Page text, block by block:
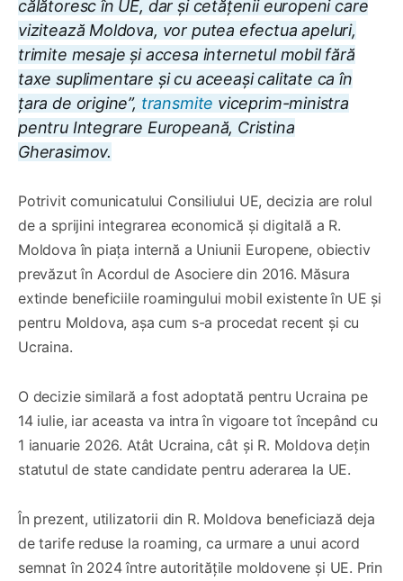
călătoresc în UE, dar și cetățenii europeni care
vizitează Moldova, vor putea efectua apeluri,
trimite mesaje și accesa internetul mobil fără
taxe suplimentare și cu aceeași calitate ca în
țara de origine”, transmite viceprim-ministra
pentru Integrare Europeană, Cristina
Gherasimov.
Potrivit comunicatului Consiliului UE, decizia are rolul
de a sprijini integrarea economică și digitală a R.
Moldova în piața internă a Uniunii Europene, obiectiv
prevăzut în Acordul de Asociere din 2016. Măsura
extinde beneficiile roamingului mobil existente în UE și
pentru Moldova, așa cum s-a procedat recent și cu
Ucraina.
O decizie similară a fost adoptată pentru Ucraina pe
14 iulie, iar aceasta va intra în vigoare tot începând cu
1 ianuarie 2026. Atât Ucraina, cât și R. Moldova dețin
statutul de state candidate pentru aderarea la UE.
În prezent, utilizatorii din R. Moldova beneficiază deja
de tarife reduse la roaming, ca urmare a unui acord
semnat în 2024 între autoritățile moldovene și UE. Prin